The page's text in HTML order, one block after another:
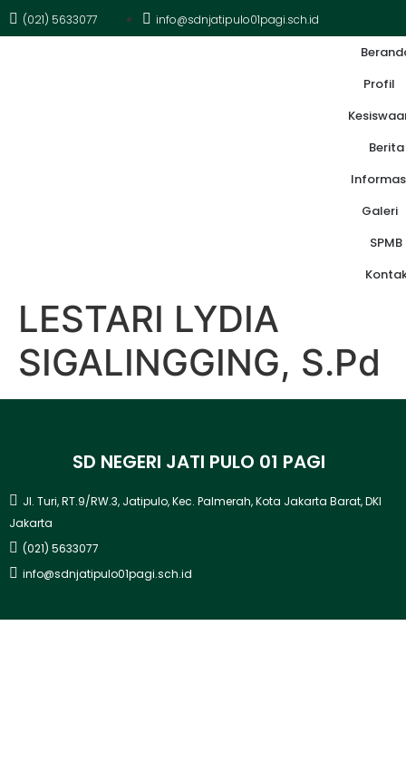
(021) 5633077 info@sdnjatipulo01pagi.sch.id
Profil
Berita
Galeri
SPMB
LESTARI LYDIA
SIGALINGGING, S.Pd
SD NEGERI JATI PULO 01 PAGI
Jl. Turi, RT.9/RW.3, Jatipulo, Kec. Palmerah, Kota Jakarta Barat, DKI
Jakarta
(021) 5633077
info@sdnjatipulo01pagi.sch.id